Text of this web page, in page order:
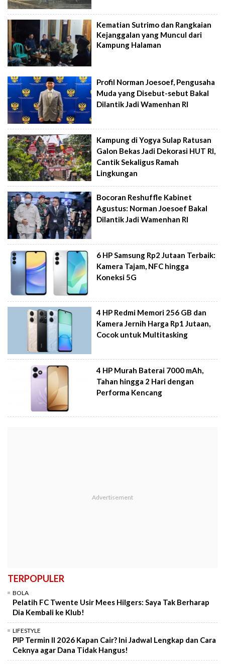
Kematian Sutrimo dan Rangkaian
Kejanggalan yang Muncul dari
Kampung Halaman
Profil Norman Joesoef, Pengusaha
Muda yang Disebut-sebut Bakal
Dilantik Jadi Wamenhan RI
Kampung di Yogya Sulap Ratusan
Galon Bekas Jadi Dekorasi HUT RI,
Cantik Sekaligus Ramah
Lingkungan
Bocoran Reshuffle Kabinet
Agustus: Norman Joesoef Bakal
Dilantik Jadi Wamenhan RI
6 HP Samsung Rp2 Jutaan Terbaik:
Kamera Tajam, NFC hingga
Koneksi 5G
4 HP Redmi Memori 256 GB dan
Kamera Jernih Harga Rp1 Jutaan,
Cocok untuk Multitasking
4 HP Murah Baterai 7000 mAh,
Tahan hingga 2 Hari dengan
Performa Kencang
TERPOPULER
BOLA
Pelatih FC Twente Usir Mees Hilgers: Saya Tak Berharap
Dia Kembali ke Klub!
LIFESTYLE
PIP Termin II 2026 Kapan Cair? Ini Jadwal Lengkap dan Cara
Ceknya agar Dana Tidak Hangus!